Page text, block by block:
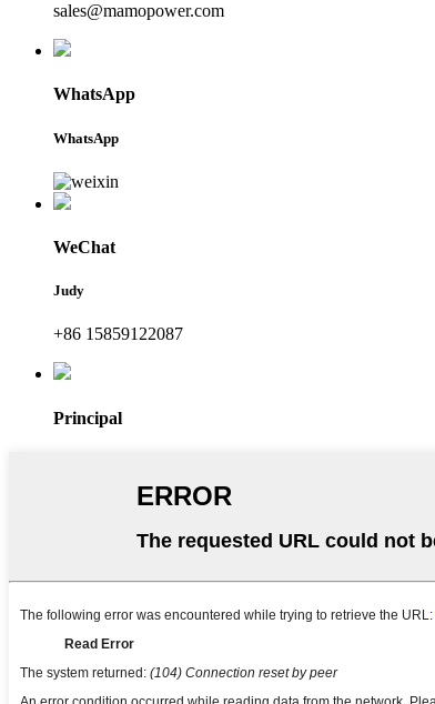
sales@mamopower.com
WhatsApp
WhatsApp
WeChat
Judy
+86 15859122087
Principal